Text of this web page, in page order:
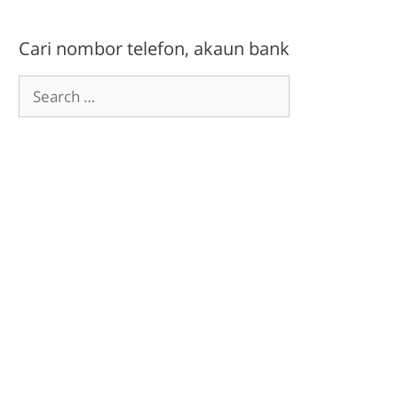
Cari nombor telefon, akaun bank
Search
for: